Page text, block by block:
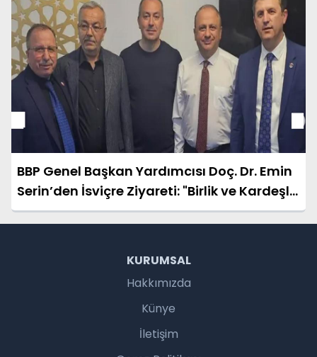
BBP Genel Başkan Yardımcısı Doç. Dr. Emin
Serin’den İsviçre Ziyareti: "Birlik ve Kardeşlik
Mesajı Verdik"
KURUMSAL
Hakkımızda
Künye
İletişim